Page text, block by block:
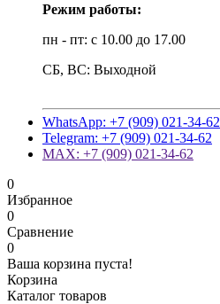
Режим работы:
пн - пт: с 10.00 до 17.00
СБ, ВС: Выходной
WhatsApp: +7 (909) 021-34-62
Telegram: +7 (909) 021-34-62
MAX: +7 (909) 021-34-62
0
Избранное
0
Сравнение
0
Ваша корзина пуста!
Корзина
Каталог товаров